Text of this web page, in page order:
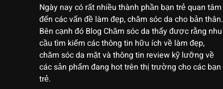
Ngày nay có rất nhiều thành phần bạn trẻ quan tâm
đến các vấn đề làm đẹp, chăm sóc da cho bản thân.
Bên cạnh đó Blog Chăm sóc da thấy được rằng nhu
cầu tìm kiếm các thông tin hữu ích về làm đẹp,
chăm sóc da mặt và thông tin review kỹ lưỡng về
các sản phẩm đang hot trên thị trường cho các bạn
trẻ.